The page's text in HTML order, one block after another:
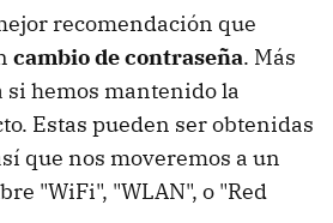
recomendación que
cambio de contraseña. Más
hemos mantenido la
Estas pueden ser obtenidas
que nos moveremos a un
"WiFi", "WLAN", o "Red